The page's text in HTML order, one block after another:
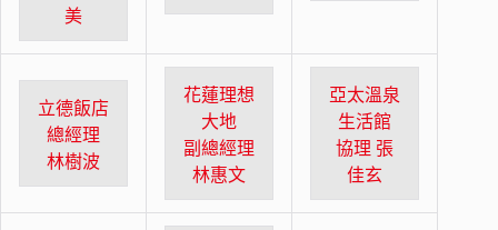
美
立德飯店
總經理
林樹波
花蓮理想
大地
副總經理
林惠文
亞太溫泉
生活館
協理 張
佳玄